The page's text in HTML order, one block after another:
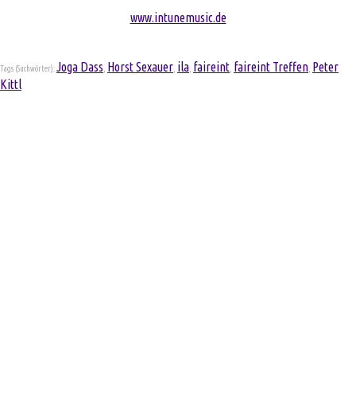
www.intunemusic.de
Tags (Suchwörter):Joga Dass, Horst Sexauer, ila, faireint, faireint Treffen, Peter
Kittl